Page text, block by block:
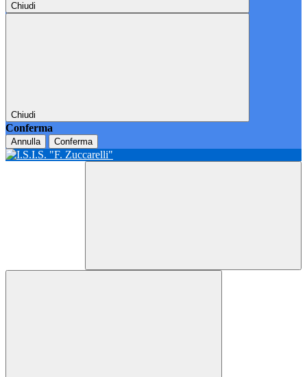
Chiudi
Chiudi
Conferma
Annulla Conferma